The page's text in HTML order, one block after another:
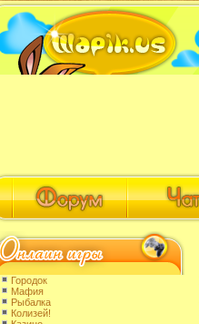
Городок
Мафия
Рыбалка
Колизей!